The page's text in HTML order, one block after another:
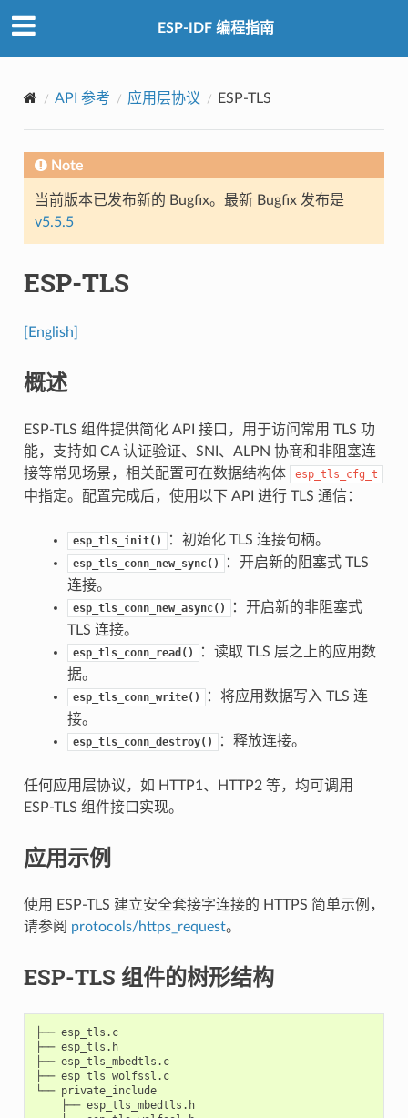
ESP-IDF 编程指南
API 参考 应用层协议 ESP-TLS
Note
当前版本已发布新的 Bugfix。最新 Bugfix 发布是
v5.5.5
ESP-TLS
[English]
概述
ESP-TLS 组件提供简化 API 接口，用于访问常用 TLS 功
能，支持如 CA 认证验证、SNI、ALPN 协商和非阻塞连
接等常见场景，相关配置可在数据结构体
esp_tls_cfg_t
中指定。配置完成后，使用以下 API 进行 TLS 通信：
esp_tls_init() ：初始化 TLS 连接句柄。
esp_tls_conn_new_sync()
：开启新的阻塞式 TLS
连接。
esp_tls_conn_new_async()
：开启新的非阻塞式
TLS 连接。
esp_tls_conn_read()
：读取 TLS 层之上的应用数
据。
esp_tls_conn_write()
：将应用数据写入 TLS 连
接。
esp_tls_conn_destroy() ：释放连接。
任何应用层协议，如 HTTP1、HTTP2 等，均可调用
ESP-TLS 组件接口实现。
应用示例
使用 ESP-TLS 建立安全套接字连接的 HTTPS 简单示例，
请参阅 protocols/https_request。
ESP-TLS 组件的树形结构
├── esp_tls.c
├── esp_tls.h
├── esp_tls_mbedtls.c
├── esp_tls_wolfssl.c
└── private_include
    ├── esp_tls_mbedtls.h